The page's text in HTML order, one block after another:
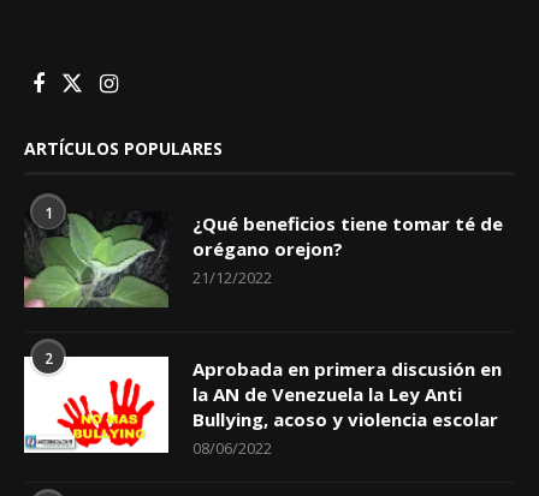
ARTÍCULOS POPULARES
1
¿Qué beneficios tiene tomar té de
orégano orejon?
21/12/2022
2
Aprobada en primera discusión en
la AN de Venezuela la Ley Anti
Bullying, acoso y violencia escolar
08/06/2022